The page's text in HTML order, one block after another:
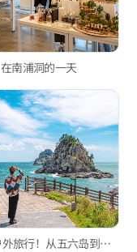
在南浦洞的一天
治愈系户外旅行！从五六岛到金井山